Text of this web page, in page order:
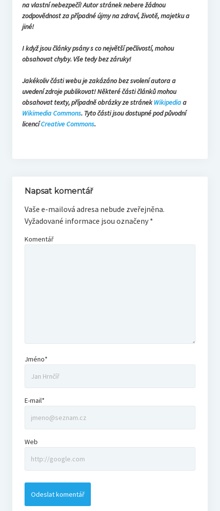
na vlastní nebezpečí! Autor stránek nebere žádnou
zodpovědnost za případné újmy na zdraví, životě, majetku a
jiné!
I když jsou články psány s co největší pečlivostí, mohou
obsahovat chyby. Vše tedy bez záruky!
Jakékoliv části webu je zakázáno bez svolení autora a
uvedení zdroje publikovat! Některé části článků mohou
obsahovat texty, případně obrázky ze stránekWikipediaa
Wikimedia Commons. Tyto části jsou dostupné pod původní
licencíCreative Commons.
Napsat komentář
Vaše e-mailová adresa nebude zveřejněna.
Vyžadované informace jsou označeny *
Komentář
Jméno*
E-mail*
Web